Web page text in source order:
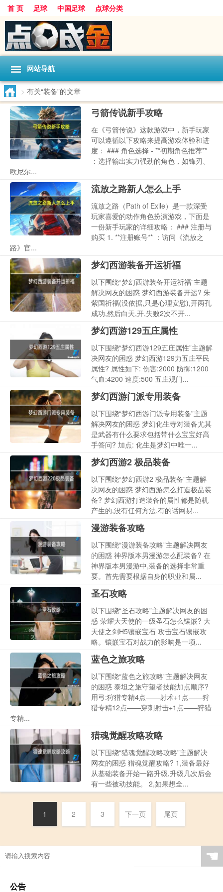
首 页 足球 中国足球 点球分类
网站导航
> 有关“装备”的文章
弓箭传说新手攻略
在《弓箭传说》这款游戏中，新手玩家
可以遵循以下攻略来提高游戏体验和进
度： ### 角色选择 - **初期角色推荐**
：选择输出实力强劲的角色，如锋刃、
欧尼尔...
流放之路新人怎么上手
流放之路（Path of Exile）是一款深受
玩家喜爱的动作角色扮演游戏，下面是
一份新手玩家的详细攻略： ### 注册与
购买 1. **注册账号** ：访问《流放之
路》官...
梦幻西游装备开运祈福
以下围绕“梦幻西游装备开运祈福”主题
解决网友的困惑 梦幻西游装备开运? 朱
紫国祈福(没依据,只是心理安慰),开两孔
成功,然后白天,开,失败2次不开...
梦幻西游129五庄属性
以下围绕“梦幻西游129五庄属性”主题解
决网友的困惑 梦幻西游129力五庄平民
属性? 属性如下: 伤害:2000 防御:1200
气血:4200 速度:500 五庄观门...
梦幻西游门派专用装备
以下围绕“梦幻西游门派专用装备”主题
解决网友的困惑 梦幻化生寺对装备尤其
是武器有什么要求包括带什么宝宝好高
手答问? 加点: 化生是梦幻中唯一...
梦幻西游2 极品装备
以下围绕“梦幻西游2 极品装备”主题解
决网友的困惑 梦幻西游怎么打造极品装
备? 梦幻西游打造装备的属性都是随机
产生的,没有任何方法,有的话网易...
漫游装备攻略
以下围绕“漫游装备攻略”主题解决网友
的困惑 神界版本男漫游怎么配装备? 在
神界版本男漫游中,装备的选择非常重
要。首先需要根据自身的职业和属...
圣石攻略
以下围绕“圣石攻略”主题解决网友的困
惑 荣耀大天使的一级圣石怎么镶嵌? 大
天使之剑H5镶嵌宝石 攻击宝石镶嵌攻
略。镶嵌宝石对战力的影响是一项...
蓝色之旅攻略
以下围绕“蓝色之旅攻略”主题解决网友
的困惑 泰坦之旅守望者技能加点顺序?
用弓:狩猎专精4点——射术+1点——狩
猎专精12点——穿刺射击+1点——狩猎
专精...
猎魂觉醒攻略攻略
以下围绕“猎魂觉醒攻略攻略”主题解决
网友的困惑 猎魂觉醒攻略? 1,装备最好
从基础装备开始一路升级,升级几次后会
有一些被动技能。 2,如果想全...
1 2 3 下一页 尾页
☚
公告